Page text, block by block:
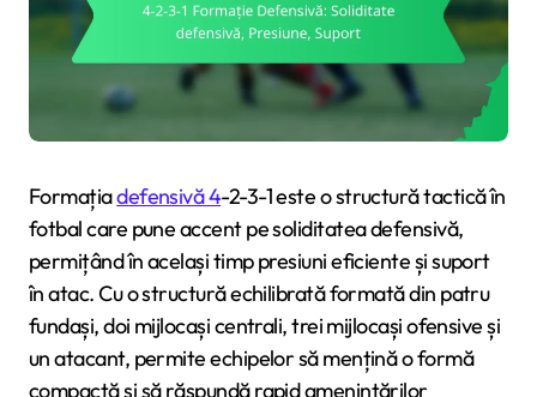
Formațiadefensivă 4-2-3-1 este o structură tactică în
fotbal care pune accent pe soliditatea defensivă,
permițând în același timp presiuni eficiente și suport
în atac. Cu o structură echilibrată formată din patru
fundași, doi mijlocași centrali, trei mijlocași ofensive și
un atacant, permite echipelor să mențină o formă
compactă și să răspundă rapid amenințărilor